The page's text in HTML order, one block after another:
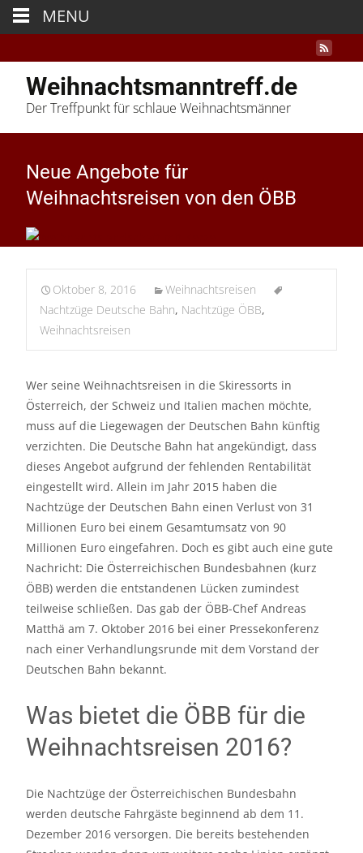
Weihnachtsmanntreff.de
Der Treffpunkt für schlaue Weihnachtsmänner
Neue Angebote für
Weihnachtsreisen von den ÖBB
Oktober 8, 2016
Weihnachtsreisen
Nachtzüge Deutsche Bahn, Nachtzüge ÖBB,
Weihnachtsreisen
Wer seine Weihnachtsreisen in die Skiressorts in
Österreich, der Schweiz und Italien machen möchte,
muss auf die Liegewagen der Deutschen Bahn künftig
verzichten. Die Deutsche Bahn hat angekündigt, dass
dieses Angebot aufgrund der fehlenden Rentabilität
eingestellt wird. Allein im Jahr 2015 haben die
Nachtzüge der Deutschen Bahn einen Verlust von 31
Millionen Euro bei einem Gesamtumsatz von 90
Millionen Euro eingefahren. Doch es gibt auch eine gute
Nachricht: Die Österreichischen Bundesbahnen (kurz
ÖBB) werden die entstandenen Lücken zumindest
teilweise schließen. Das gab der ÖBB-Chef Andreas
Matthä am 7. Oktober 2016 bei einer Pressekonferenz
nach einer Verhandlungsrunde mit dem Vorstand der
Deutschen Bahn bekannt.
Was bietet die ÖBB für die
Weihnachtsreisen 2016?
Die Nachtzüge der Österreichischen Bundesbahn
werden deutsche Fahrgäste beginnend ab dem 11.
Dezember 2016 versorgen. Die bereits bestehenden
MENU